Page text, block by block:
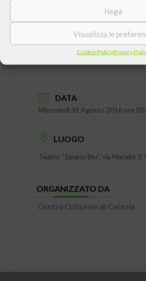
Nega
Visualizza le
Cookie PolicyPrivacy
DATA
Mercoledì 31 Agosto 2016 ore
LUOGO
Teatro “Sipario Blu”, via Macallé 3,
ORGANIZZATO DA
Centro Culturale di Catania